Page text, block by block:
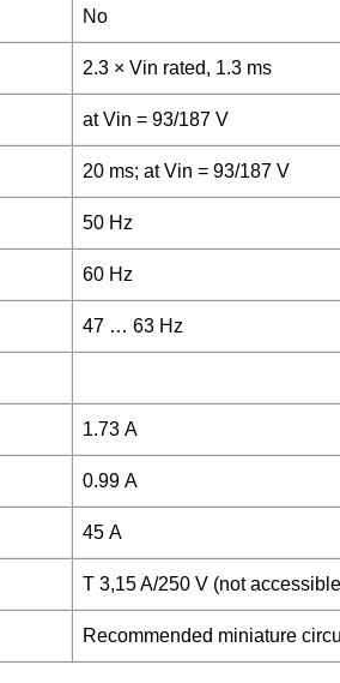
No
2.3 × Vin rated, 1.3 ms
at Vin = 93/187 V
20 ms; at Vin = 93/187 V
50 Hz
60 Hz
47 … 63 Hz
1.73 A
0.99 A
45 A
T 3,15 A/250 V (not
Recommended miniature